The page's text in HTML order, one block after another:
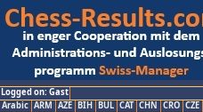
Logged on: Gast
Arabic ARM AZE BIH BUL CAT CHN CRO CZE